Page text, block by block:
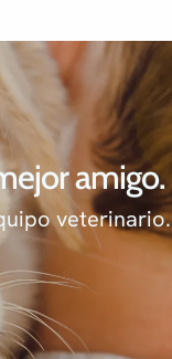
amigo.
veterinario.